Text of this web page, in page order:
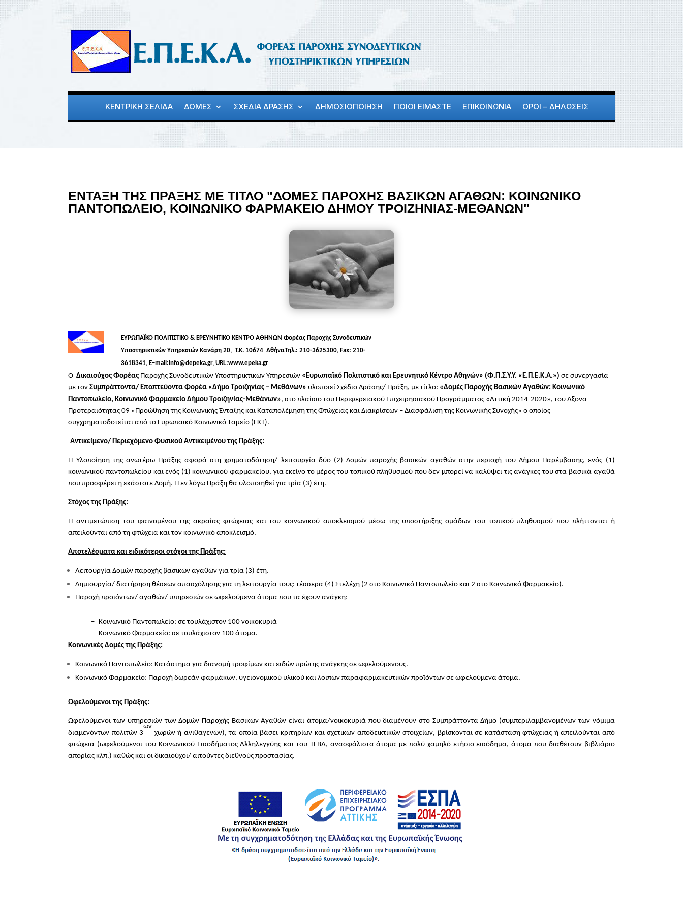
ΚΕΝΤΡΙΚΗ ΣΕΛΙΔΑ ΔΟΜΕΣ ΣΧΕΔΙΑ ΔΡΑΣΗΣ ΔΗΜΟΣΙΟΠΟΙΗΣΗ ΠΟΙΟΙ ΕΙΜΑΣΤΕ ΕΠΙΚΟΙΝΩΝΙΑ ΟΡΟΙ – ΔΗΛΩΣΕΙΣ
ΕΝΤΑΞΗ ΤΗΣ ΠΡΑΞΗΣ ΜΕ ΤΙΤΛΟ "ΔΟΜΕΣ ΠΑΡΟΧΗΣ ΒΑΣΙΚΩΝ ΑΓΑΘΩΝ: ΚΟΙΝΩΝΙΚΟ
ΠΑΝΤΟΠΩΛΕΙΟ, ΚΟΙΝΩΝΙΚΟ ΦΑΡΜΑΚΕΙΟ ΔΗΜΟΥ ΤΡΟΙΖΗΝΙΑΣ-ΜΕΘΑΝΩΝ"
ΕΥΡΩΠΑΪΚΟ ΠΟΛΙΤΙΣΤΙΚΟ & ΕΡΕΥΝΗΤΙΚΟ ΚΕΝΤΡΟ ΑΘΗΝΩΝ Φορέας Παροχής Συνοδευτικών
Υποστηρικτικών Υπηρεσιών Κανάρη 20, T.K. 10674 ΑθήναTηλ.: 210-3625300, Fax: 210-
3618341, E–mail :info@depeka.gr, URL:www.epeka.gr
ΟΔικαιούχος Φορέας Παροχής Συνοδευτικών Υποστηρικτικών Υπηρεσιών «Ευρωπαϊκό Πολιτιστικό και Ερευνητικό Κέντρο Αθηνών» (Φ.Π.Σ.Υ.Υ. «Ε.Π.Ε.Κ.Α.») σε συνεργασία
με τονΣυμπράττοντα/ Εποπτεύοντα Φορέα «Δήμο Τροιζηνίας – Μεθάνων» υλοποιεί Σχέδιο Δράσης/ Πράξη, με τίτλο: «Δομές Παροχής Βασικών Αγαθών: Κοινωνικό
Παντοπωλείο, Κοινωνικό Φαρμακείο Δήμου Τροιζηνίας-Μεθάνων»,στο πλαίσιο του Περιφερειακού Επιχειρησιακού Προγράμματος «Αττική 2014-2020»,τουΆξονα
Προτεραιότητας 09 «Προώθηση της Κοινωνικής Ένταξης και Καταπολέμηση της Φτώχειας και Διακρίσεων – Διασφάλιση της Κοινωνικής Συνοχής» ο οποίος
συγχρηματοδοτείται από το Ευρωπαϊκό Κοινωνικό Ταμείο (ΕΚΤ).
Αντικείμενο/ Περιεχόμενο Φυσικού Αντικειμένου της Πράξης:
Η Υλοποίηση της ανωτέρω Πράξης αφορά στη χρηματοδότηση/ λειτουργία δύο (2) Δομών παροχής βασικών αγαθών στην περιοχή του Δήμου Παρέμβασης, ενός (1)
κοινωνικού παντοπωλείου και ενός (1) κοινωνικού φαρμακείου, για εκείνο το μέρος του τοπικού πληθυσμού που δεν μπορεί να καλύψει τις ανάγκες του στα βασικά αγαθά
που προσφέρει η εκάστοτε Δομή. Η εν λόγω Πράξη θα υλοποιηθεί για τρία (3) έτη.
Στόχος της Πράξης:
Η αντιμετώπιση του φαινομένου της ακραίας φτώχειας και του κοινωνικού αποκλεισμού μέσω της υποστήριξης ομάδων του τοπικού πληθυσμού που πλήττονται ή
απειλούνται από τη φτώχεια και τον κοινωνικό αποκλεισμό.
Αποτελέσματα και ειδικότεροι στόχοι της Πράξης:
Λειτουργία Δομών παροχής βασικών αγαθών για τρία (3) έτη.
Δημιουργία/ διατήρηση θέσεων απασχόλησης για τη λειτουργία τους: τέσσερα (4) Στελέχη (2 στο Κοινωνικό Παντοπωλείο και 2 στο Κοινωνικό Φαρμακείο).
Παροχή προϊόντων/ αγαθών/ υπηρεσιών σε ωφελούμενα άτομα που τα έχουν ανάγκη:
– Κοινωνικό Παντοπωλείο: σε τουλάχιστον 100 νοικοκυριά
– Κοινωνικό Φαρμακείο: σε τουλάχιστον 100 άτομα.
Κοινωνικές Δομές της Πράξης:
Κοινωνικό Παντοπωλείο: Κατάστημα για διανομή τροφίμων και ειδών πρώτης ανάγκης σε ωφελούμενους.
Κοινωνικό Φαρμακείο: Παροχή δωρεάν φαρμάκων, υγειονομικού υλικού και λοιπών παραφαρμακευτικών προϊόντων σε ωφελούμενα άτομα.
Ωφελούμενοι της Πράξης:
Ωφελούμενοι των υπηρεσιών των Δομών Παροχής Βασικών Αγαθών είναι άτομα/νοικοκυριά που διαμένουν στο Συμπράττοντα Δήμο (συμπεριλαμβανομένων των νόμιμα
διαμενόντων πολιτών 3
ων
χωρών ή ανιθαγενών), τα οποία βάσει κριτηρίων και σχετικών αποδεικτικών στοιχείων, βρίσκονται σε κατάσταση φτώχειας ή απειλούνται από
φτώχεια (ωφελούμενοι του Κοινωνικού Εισοδήματος Αλληλεγγύης και του ΤΕΒΑ, ανασφάλιστα άτομα με πολύ χαμηλό ετήσιο εισόδημα, άτομα που διαθέτουν βιβλιάριο
απορίας κλπ.) καθώς και οι δικαιούχοι/ αιτούντες διεθνούς προστασίας.